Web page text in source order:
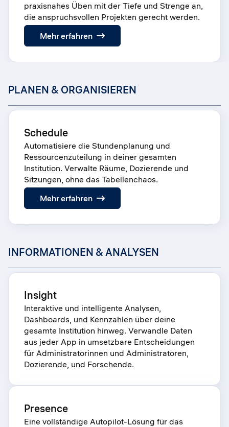
praxisnahes Üben mit der Tiefe und Strenge an,
die anspruchsvollen Projekten gerecht werden.
Mehr erfahren:
Research
PLANEN & ORGANISIEREN
Schedule
Automatisiere die Stundenplanung und
Ressourcenzuteilung in deiner gesamten
Institution. Verwalte Räume, Dozierende und
Sitzungen, ohne das Tabellenchaos.
Mehr erfahren:
Schedule
INFORMATIONEN & ANALYSEN
Insight
Interaktive und intelligente Analysen,
Dashboards, und Kennzahlen über deine
gesamte Institution hinweg. Verwandle Daten
aus jeder App in umsetzbare Entscheidungen
für Administratorinnen und Administratoren,
Dozierende, und Forschende.
Presence
Eine vollständige Autopilot-Lösung für das